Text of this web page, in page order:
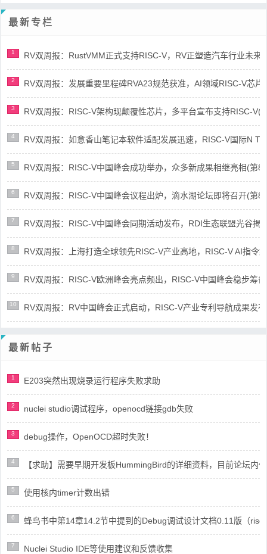
最新专栏
1 RV双周报：RustVMM正式支持RISC-V，RV正塑造汽车行业未来
2 RV双周报：发展重要里程碑RVA23规范获准，AI领域RISC-V芯
3 RV双周报：RISC-V架构现颠覆性芯片，多平台宣布支持RISC-V(
4 RV双周报：如意香山笔记本软件适配发展迅速，RISC-V国际N
5 RV双周报：RISC-V中国峰会成功举办，众多新成果相继亮相(第
6 RV双周报：RISC-V中国峰会议程出炉，滴水湖论坛即将召开(第
7 RV双周报：RISC-V中国峰会同期活动发布，RDI生态联盟光谷揭
8 RV双周报：上海打造全球领先RISC-V产业高地，RISC-V AI指令
9 RV双周报：RISC-V欧洲峰会亮点频出，RISC-V中国峰会稳步筹
10 RV双周报：RV中国峰会正式启动，RISC-V产业专利导航成果发
最新帖子
1 E203突然出现烧录运行程序失败求助
2 nuclei studio调试程序，openocd链接gdb失败
3 debug操作，OpenOCD超时失败！
4 【求助】需要早期开发板HummingBird的详细资料，目前论坛内
5 使用核内timer计数出错
6 蜂鸟书中第14章14.2节中提到的Debug调试设计文档0.11版（
7 Nuclei Studio IDE等使用建议和反馈收集